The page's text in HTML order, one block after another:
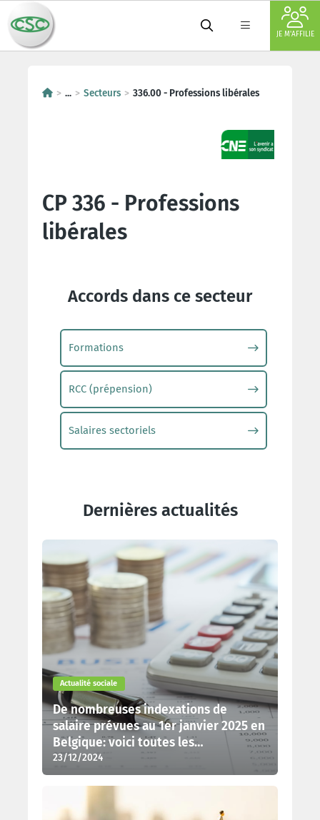
JE M'AFFILIE
... Secteurs 336.00 - Professions libérales
CP 336 - Professions
libérales
Accords dans ce secteur
Formations
RCC (prépension)
Salaires sectoriels
Dernières actualités
Actualité sociale
De nombreuses indexations de
salaire prévues au 1er janvier 2025 en
Belgique: voici toutes les
informations
23/12/2024